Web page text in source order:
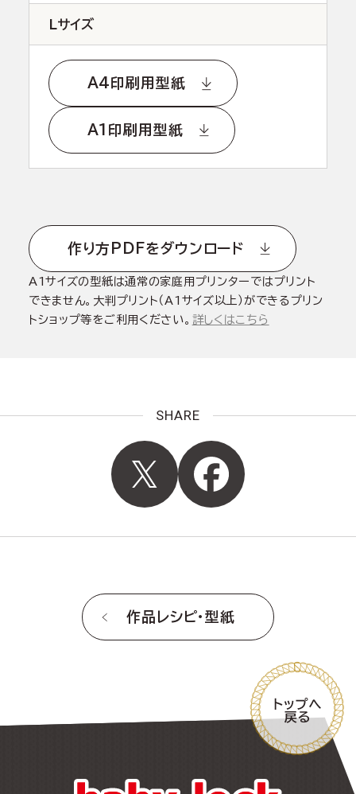
Lサイズ
A4印刷用型紙
A1印刷用型紙
作り方PDFをダウンロード
A1サイズの型紙は通常の家庭用プリンターではプリント
できません。大判プリント（A1サイズ以上）ができるプリン
トショップ等をご利用ください。 詳しくはこちら
SHARE
作品レシピ・型紙